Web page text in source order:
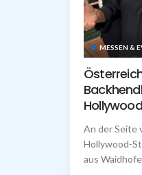
MESSEN &
An der Seite
Hollywood-
aus